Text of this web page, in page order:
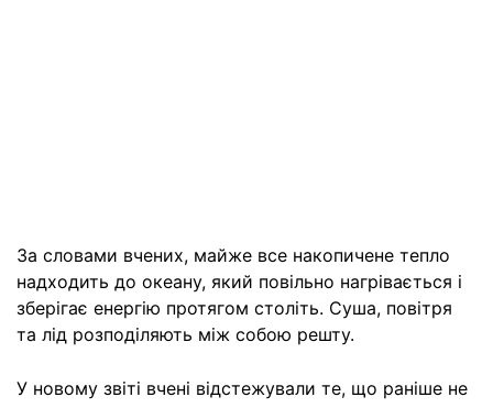
За словами вчених, майже все накопичене тепло
надходить до океану, який повільно нагрівається і
зберігає енергію протягом століть. Суша, повітря
та лід розподіляють між собою решту.
У новому звіті вчені відстежували те, що раніше не